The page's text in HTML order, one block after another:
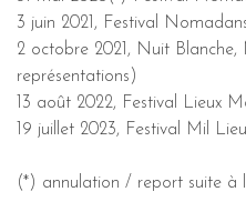
3 juin 2021, Festival
2 octobre 2021, Nuit Blanche,
représentations)
13 août 2022, Festival Lieux
19 juillet 2023, Festival Mil
(*) annulation / report suite à